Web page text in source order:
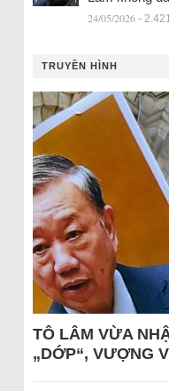
24/05/2026 -
TRUYỀN HÌNH
TÔ LÂM VỪA
„DỚP“, VƯỢNG